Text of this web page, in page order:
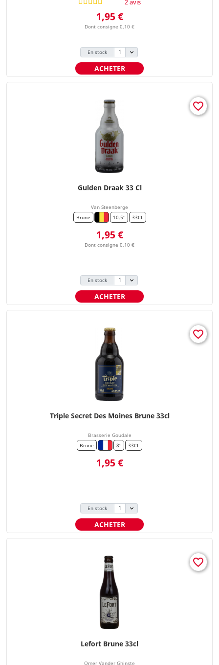
2 avis
Prix
1,95 €
Dont consigne 0,10 €
En stock
ACHETER
Gulden Draak 33 Cl
Van Steenberge
Brune
10.5° 33CL
Prix
1,95 €
Dont consigne 0,10 €
En stock
ACHETER
favorite_border
Triple Secret Des Moines Brune 33cl
Brasserie Goudale
Brune
8° 33CL
Prix
1,95 €
En stock
ACHETER
favorite_border
Lefort Brune 33cl
Omer Vander Ghinste
favorite_border